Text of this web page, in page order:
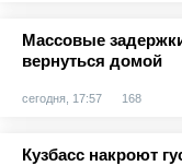
Массовые
вернуться домой
сегодня, 17:57 168
Кузбасс накроют